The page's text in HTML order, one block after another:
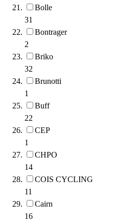
Bolle
31
Bontrager
2
Briko
32
Brunotti
1
Buff
22
CEP
1
CHPO
14
COIS CYCLING
11
Cairn
16